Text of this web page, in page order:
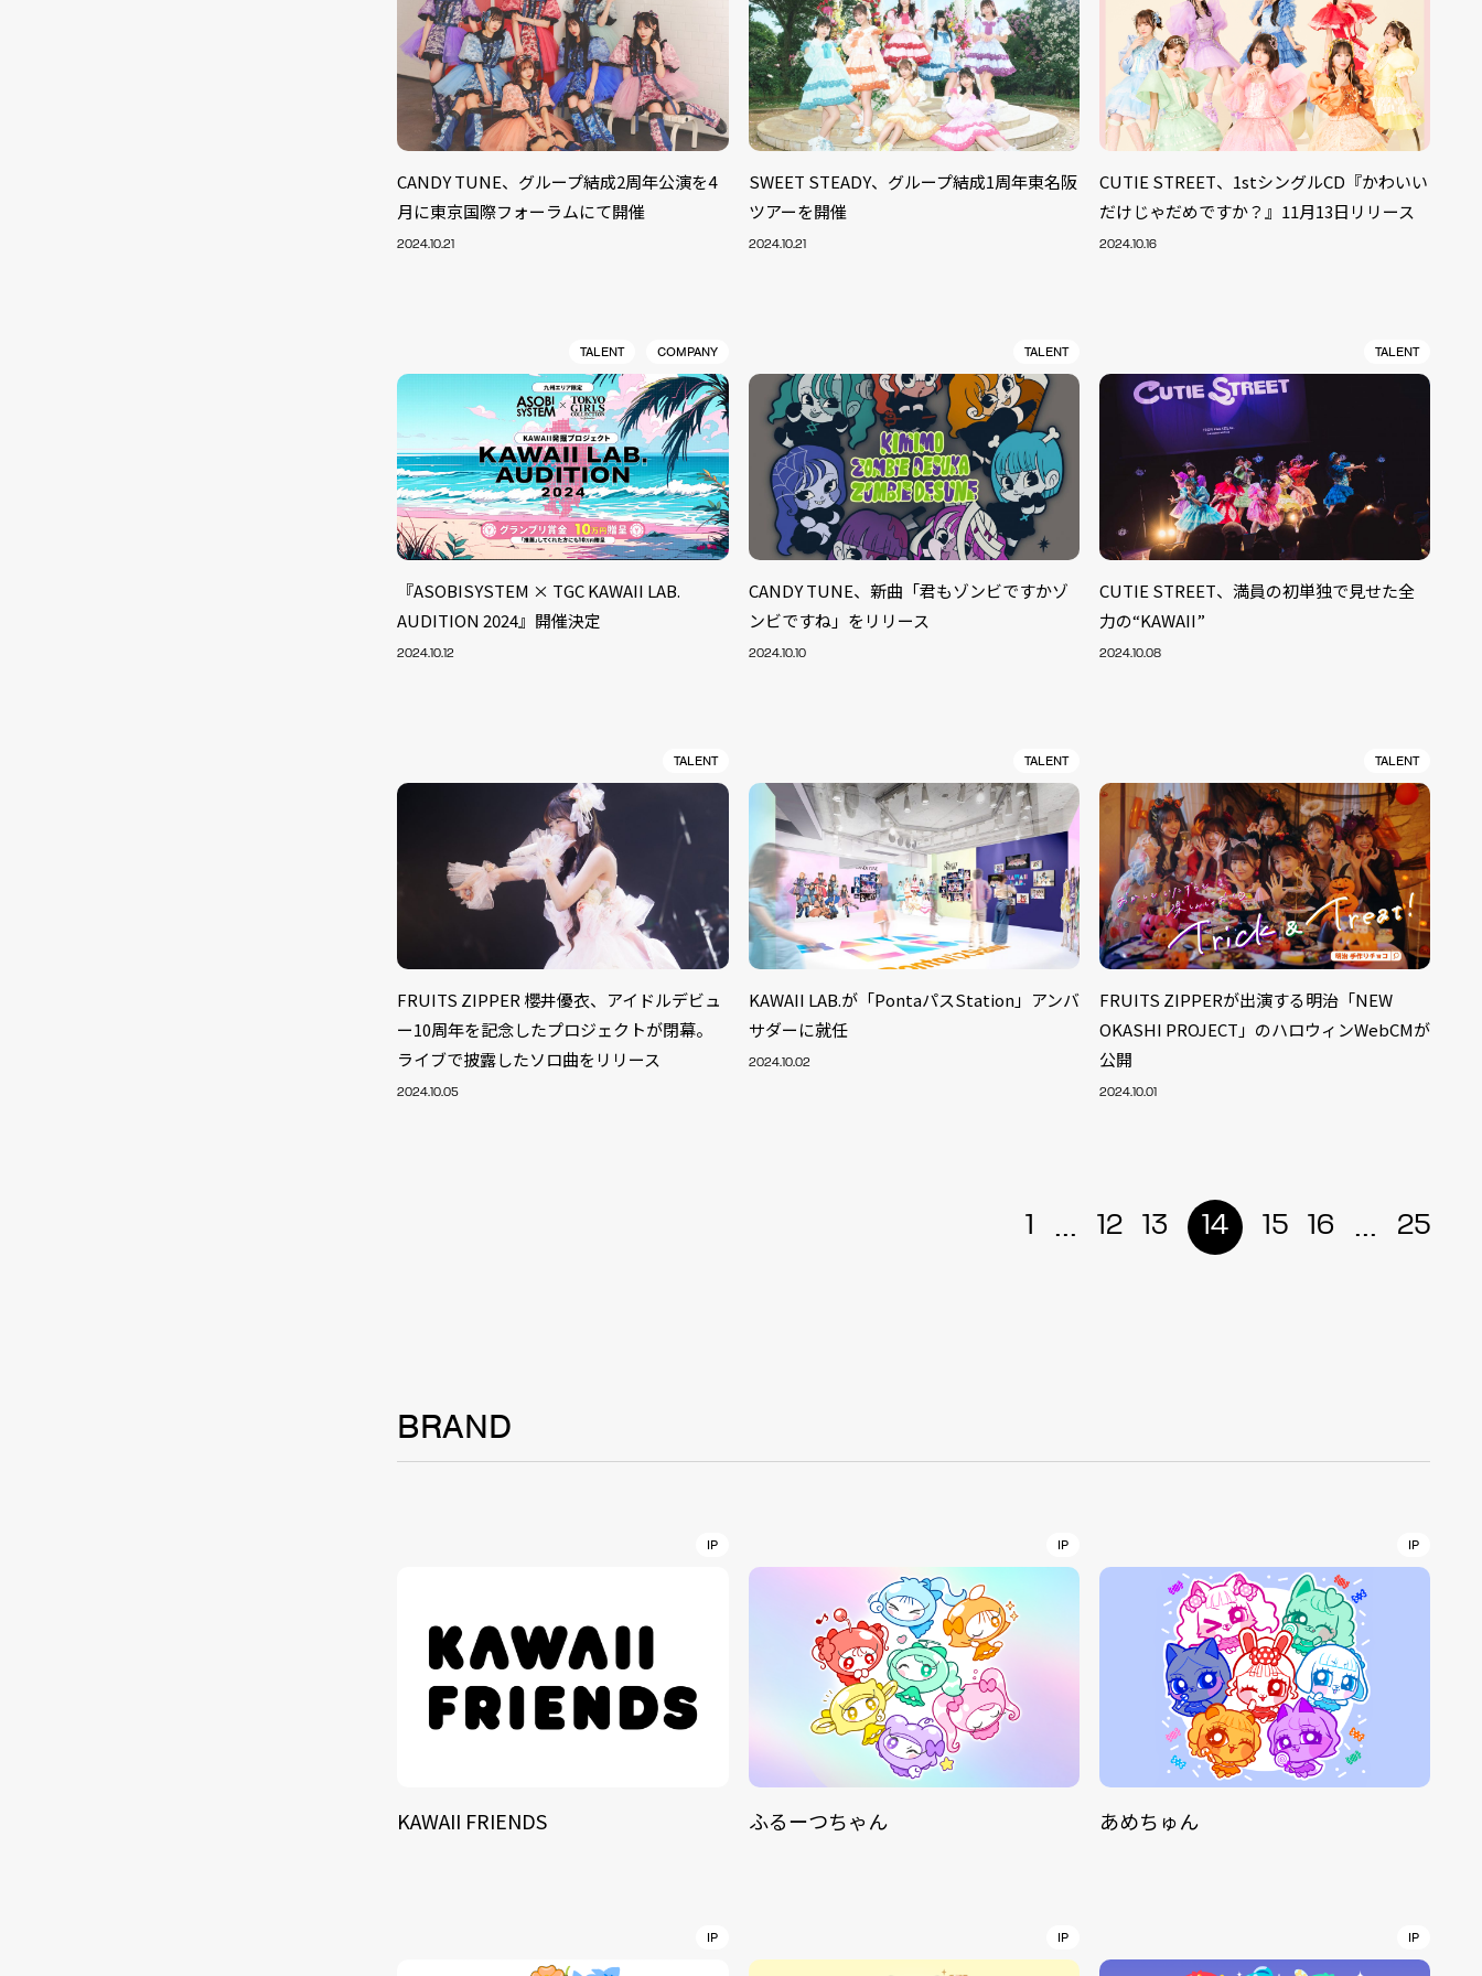
CANDY TUNE、グループ結成2周年公演を4
月に東京国際フォーラムにて開催
2024.10.21
SWEET STEADY、グループ結成1周年東名阪
ツアーを開催
2024.10.21
CUTIE STREET、1stシングルCD『かわいい
だけじゃだめですか？』11月13日リリース
2024.10.16
TALENT COMPANY
『ASOBISYSTEM × TGC KAWAII LAB.
AUDITION 2024』開催決定
2024.10.12
TALENT
CANDY TUNE、新曲「君もゾンビですかゾ
ンビですね」をリリース
2024.10.10
TALENT
CUTIE STREET、満員の初単独で見せた全
力の“KAWAII”
2024.10.08
TALENT
FRUITS ZIPPER 櫻井優衣、アイドルデビュ
ー10周年を記念したプロジェクトが閉幕。
ライブで披露したソロ曲をリリース
2024.10.05
TALENT
KAWAII LAB.が「PontaパスStation」アンバ
サダーに就任
2024.10.02
TALENT
FRUITS ZIPPERが出演する明治「NEW
OKASHI PROJECT」のハロウィンWebCMが
公開
2024.10.01
1 ... 12 13 14 15 16 ... 25
BRAND
IP
KAWAII FRIENDS
IP
ふるーつちゃん
IP
あめちゅん
IP IP IP
NEWS
SOLUTION
BRAND
CONTACT